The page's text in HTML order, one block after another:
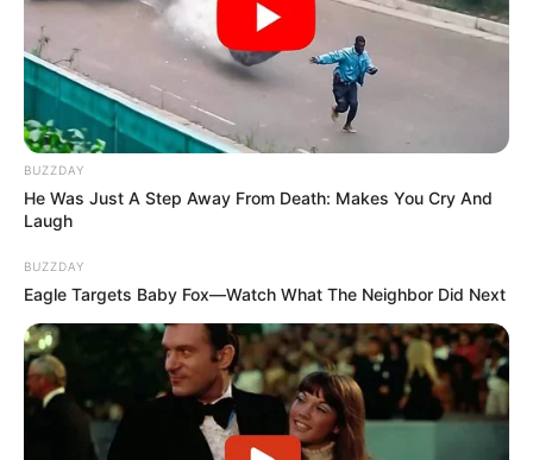
BUZZDAY
He Was Just A Step Away From Death: Makes You Cry And
Laugh
BUZZDAY
Eagle Targets Baby Fox—Watch What The Neighbor Did Next